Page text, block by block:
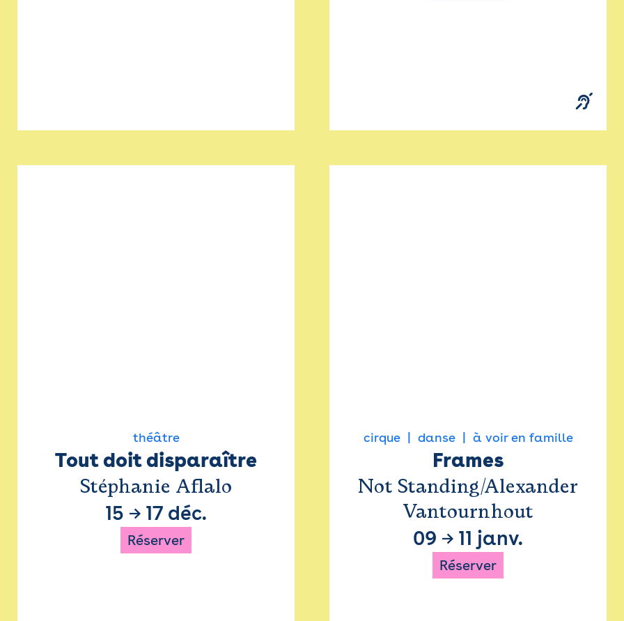
théâtre
Tout doit disparaître
Stéphanie Aflalo
15 → 17 déc.
Réserver
cirque danse à voir en famille
Frames
Not Standing/Alexander
Vantournhout
09 → 11 janv.
Réserver